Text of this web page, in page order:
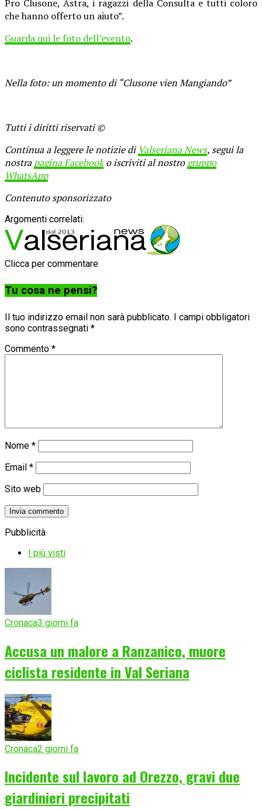
Pro Clusone, Astra, i ragazzi della Consulta e tutti coloro
che hanno offerto un aiuto”.
Guarda qui le foto dell’evento.
Nella foto: un momento di “Clusone vien Mangiando”
Tutti i diritti riservati ©
Continua a leggere le notizie di Valseriana News, segui la
nostrapagina Facebooko iscriviti al nostrogruppo
WhatsApp
Contenuto sponsorizzato
Argomenti correlati:
Clicca per commentare
Tu cosa ne pensi?
Il tuo indirizzo email non sarà pubblicato. I campi obbligatori
sono contrassegnati *
Commento *
Nome *
Email *
Sito web
Pubblicità
I più visti
Cronaca3 giorni fa
Accusa un malore a Ranzanico, muore
ciclista residente in Val Seriana
Cronaca2 giorni fa
Incidente sul lavoro ad Orezzo, gravi due
giardinieri precipitati